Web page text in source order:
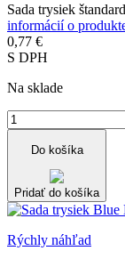
Sada trysiek
informácií o
0,77 €
S DPH
Na sklade
Do košíka
Pridať do košíka
Rýchly náhľad